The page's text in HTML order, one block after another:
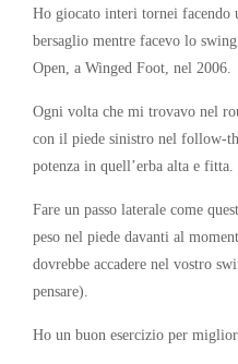
Ho giocato interi tornei facendo
bersaglio mentre facevo lo
Open, a Winged Foot, nel 2006.
Ogni volta che mi trovavo nel
con il piede sinistro nel follow-
potenza in quell’erba alta e fitta.
Fare un passo laterale come
peso nel piede davanti al
dovrebbe accadere nel vostro
pensare).
Ho un buon esercizio per